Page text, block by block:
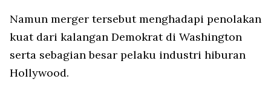
Namun merger tersebut menghadapi penolakan
kuat dari kalangan Demokrat di Washington
serta sebagian besar pelaku industri hiburan
Hollywood.